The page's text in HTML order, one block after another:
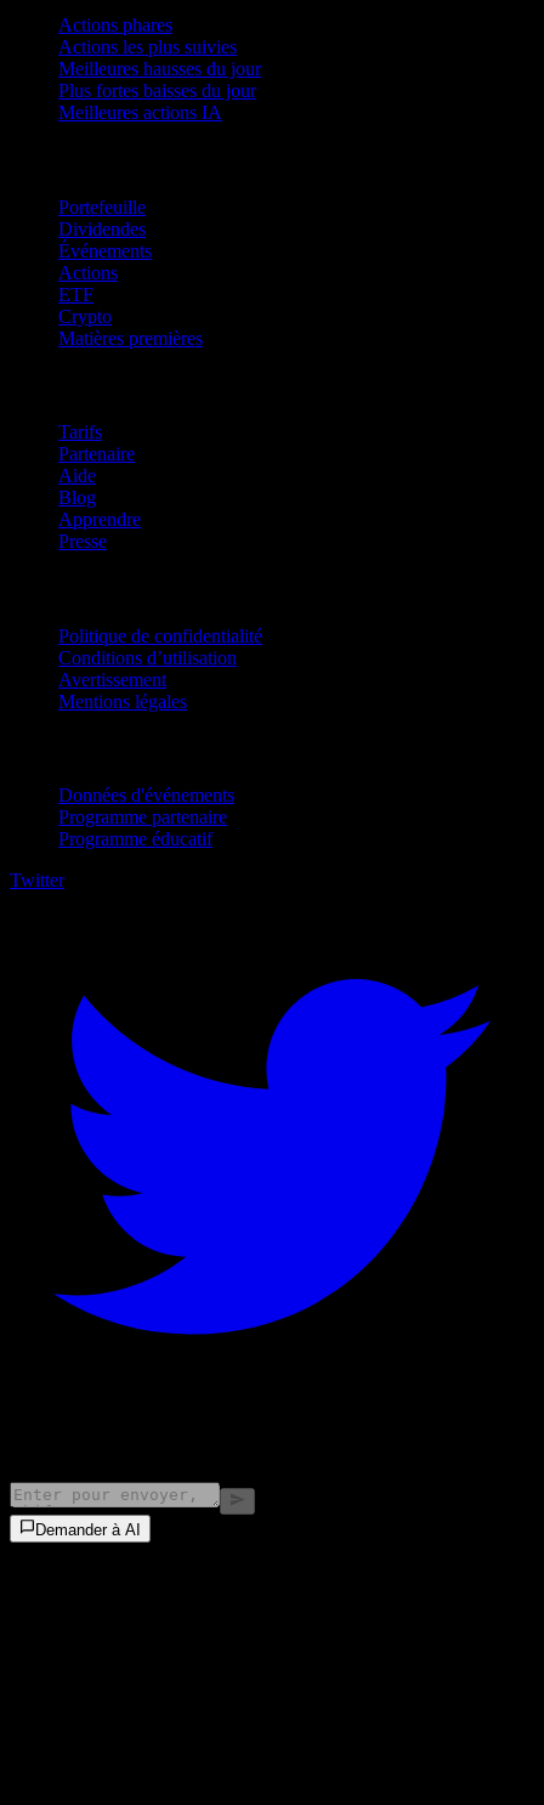
Actions phares
Actions les plus suivies
Meilleures hausses du jour
Plus fortes baisses du jour
Meilleures actions IA
Portefeuille
Dividendes
Événements
Actions
ETF
Crypto
Matières premières
Tarifs
Partenaire
Aide
Blog
Apprendre
Presse
Politique de confidentialité
Conditions d’utilisation
Avertissement
Mentions légales
Données d'événements
Programme partenaire
Programme éducatif
Twitter
Demander à AI